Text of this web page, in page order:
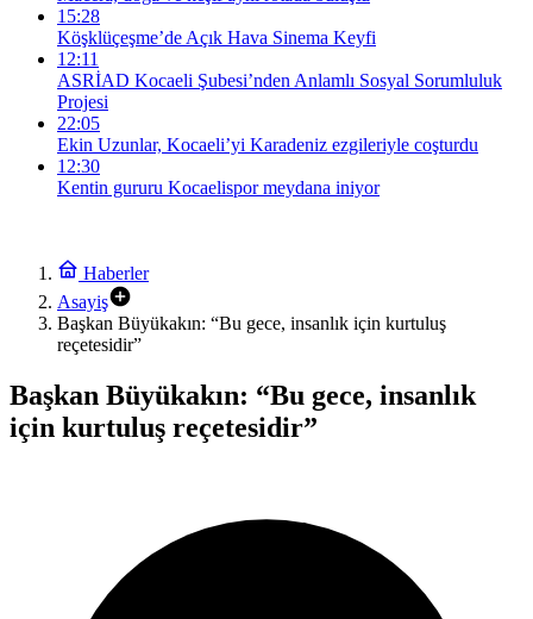
15:28
Köşklüçeşme’de Açık Hava Sinema Keyfi
12:11
ASRİAD Kocaeli Şubesi’nden Anlamlı Sosyal Sorumluluk
Projesi
22:05
Ekin Uzunlar, Kocaeli’yi Karadeniz ezgileriyle coşturdu
12:30
Kentin gururu Kocaelispor meydana iniyor
Haberler
Asayiş
Başkan Büyükakın: “Bu gece, insanlık için kurtuluş
reçetesidir”
Başkan Büyükakın: “Bu gece, insanlık
için kurtuluş reçetesidir”